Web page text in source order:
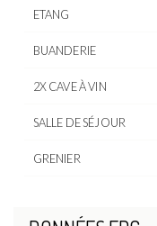
ETANG
BUANDERIE
2X CAVE À VIN
SALLE DE SÉJOUR
GRENIER